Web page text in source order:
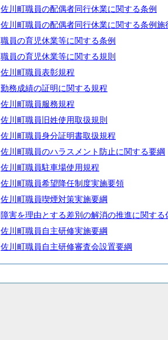
佐川町職員の配偶者同行休業に関する条例
佐川町職員の配偶者同行休業に関する条例施
職員の育児休業等に関する条例
職員の育児休業等に関する規則
佐川町職員表彰規程
勤務成績の証明に関する規程
佐川町職員服務規程
佐川町職員旧姓使用取扱規則
佐川町職員身分証明書取扱規程
佐川町職員のハラスメント防止に関する要綱
佐川町職員駐車場使用規程
佐川町職員希望降任制度実施要領
佐川町職員喫煙対策実施要綱
障害を理由とする差別の解消の推進に関す
佐川町職員自主研修実施要綱
佐川町職員自主研修審査会設置要綱